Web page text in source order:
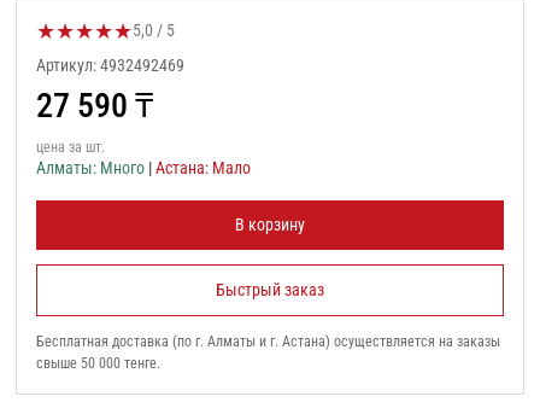
★★★★★Оценка товара:
5,0 / 5
Артикул: 4932492469
27 590 ₸
цена за шт.
Алматы: Много |Астана: Мало
В корзину
Быстрый заказ
Бесплатная доставка (по г. Алматы и г. Астана) осуществляется на заказы
свыше 50 000 тенге.